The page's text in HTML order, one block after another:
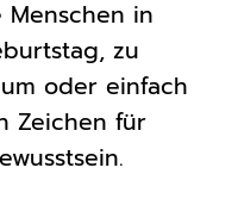
in
zu
oder einfach
Zeichen für